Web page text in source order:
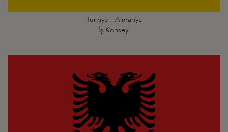
Türkiye - Almanya
İş Konseyi